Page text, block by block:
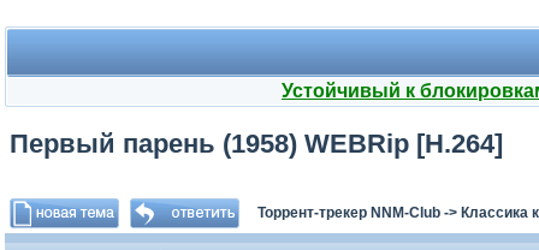
Устойчивый к
Первый парень (1958) WEBRip [H.264]
Торрент-трекер NNM-Club -> Классика